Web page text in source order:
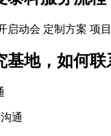
启动会 定制方案 项
地，如何联
通